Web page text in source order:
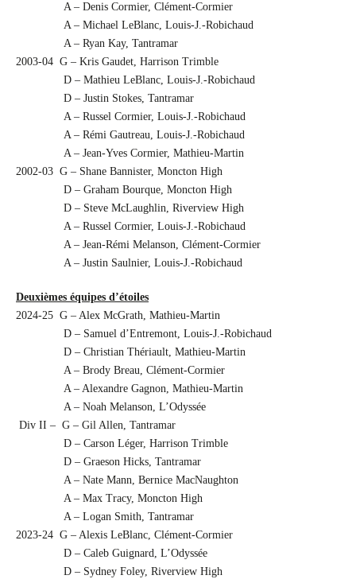
A – Denis Cormier, Clément-Cormier
A – Michael LeBlanc, Louis-J.-Robichaud
A – Ryan Kay, Tantramar
2003-04 G – Kris Gaudet, Harrison Trimble
D – Mathieu LeBlanc, Louis-J.-Robichaud
D – Justin Stokes, Tantramar
A – Russel Cormier, Louis-J.-Robichaud
A – Rémi Gautreau, Louis-J.-Robichaud
A – Jean-Yves Cormier, Mathieu-Martin
2002-03 G – Shane Bannister, Moncton High
D – Graham Bourque, Moncton High
D – Steve McLaughlin, Riverview High
A – Russel Cormier, Louis-J.-Robichaud
A – Jean-Rémi Melanson, Clément-Cormier
A – Justin Saulnier, Louis-J.-Robichaud
Deuxièmes équipes d’étoiles
2024-25 G – Alex McGrath, Mathieu-Martin
D – Samuel d’Entremont, Louis-J.-Robichaud
D – Christian Thériault, Mathieu-Martin
A – Brody Breau, Clément-Cormier
A – Alexandre Gagnon, Mathieu-Martin
A – Noah Melanson, L’Odyssée
Div II – G – Gil Allen, Tantramar
D – Carson Léger, Harrison Trimble
D – Graeson Hicks, Tantramar
A – Nate Mann, Bernice MacNaughton
A – Max Tracy, Moncton High
A – Logan Smith, Tantramar
2023-24 G – Alexis LeBlanc, Clément-Cormier
D – Caleb Guignard, L’Odyssée
D – Sydney Foley, Riverview High